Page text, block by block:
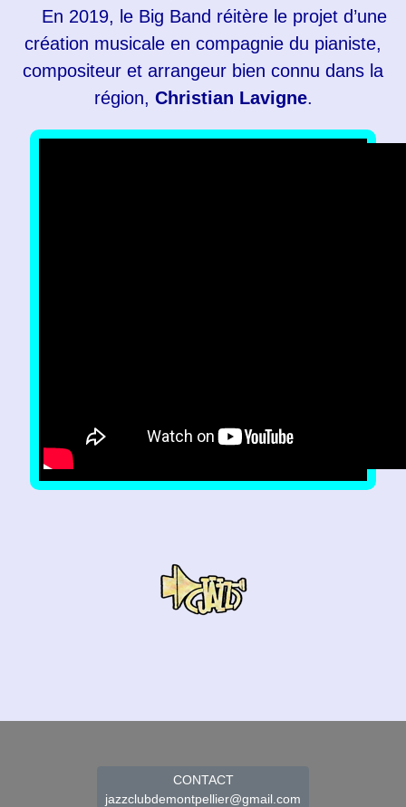
En 2019, le Big Band réitère le projet d’une
création musicale en compagnie du pianiste,
compositeur et arrangeur bien connu dans la
région, Christian Lavigne.
CONTACT
jazzclubdemontpellier@gmail.com